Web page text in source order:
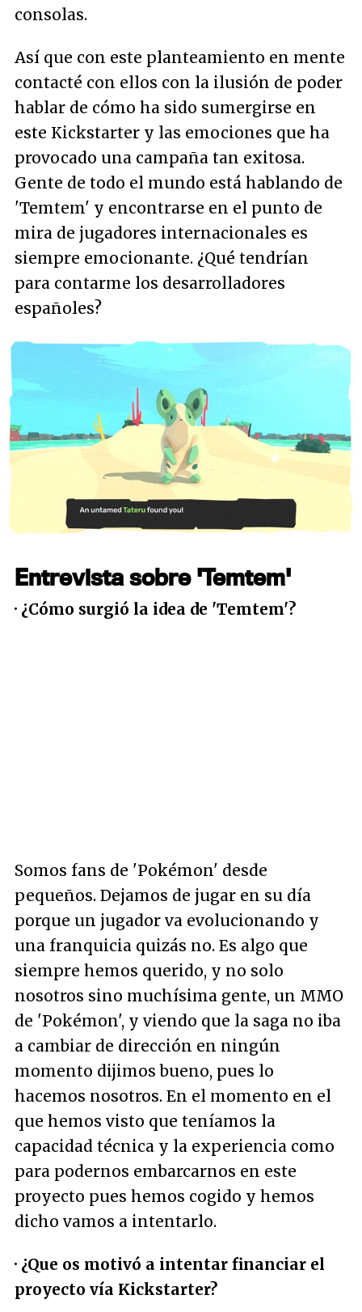
consolas.
Así que con este planteamiento en mente
contacté con ellos con la ilusión de poder
hablar de cómo ha sido sumergirse en
este Kickstarter y las emociones que ha
provocado una campaña tan exitosa.
Gente de todo el mundo está hablando de
'Temtem' y encontrarse en el punto de
mira de jugadores internacionales es
siempre emocionante. ¿Qué tendrían
para contarme los desarrolladores
españoles?
Entrevista sobre 'Temtem'
· ¿Cómo surgió la idea de 'Temtem'?
Somos fans de 'Pokémon' desde
pequeños. Dejamos de jugar en su día
porque un jugador va evolucionando y
una franquicia quizás no. Es algo que
siempre hemos querido, y no solo
nosotros sino muchísima gente, un MMO
de 'Pokémon', y viendo que la saga no iba
a cambiar de dirección en ningún
momento dijimosbueno, pues lo
hacemos nosotros. En el momento en el
que hemos visto que teníamos la
capacidad técnica y la experiencia como
para podernos embarcarnos en este
proyecto pues hemos cogido y hemos
dicho vamos a intentarlo.
· ¿Que os motivó a intentar financiar el
proyecto vía Kickstarter?